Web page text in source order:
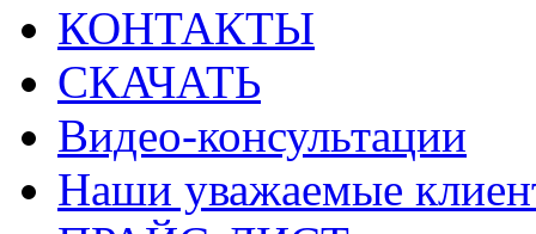
КОНТАКТЫ
СКАЧАТЬ
Видео-консультации
Наши уважаемые